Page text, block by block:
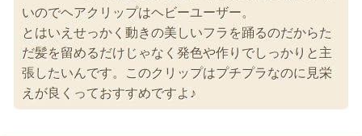
いのでヘアクリップはヘビーユーザー。
とはいえせっかく動きの美しいフラを踊るのだからた
だ髪を留めるだけじゃなく発色や作りでしっかりと主
張したいんです。このクリップはプチプラなのに見栄
えが良くっておすすめですよ♪